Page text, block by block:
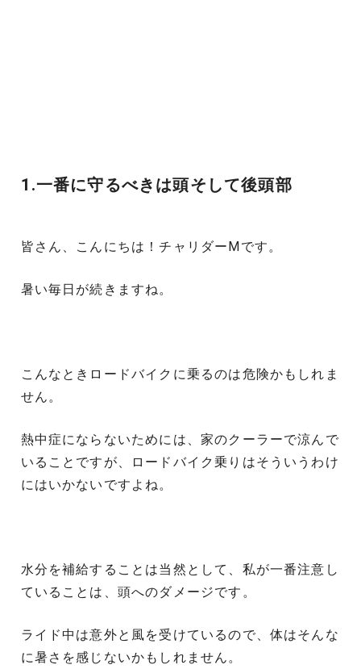
1.一番に守るべきは頭そして後頭部
皆さん、こんにちは！チャリダーMです。
暑い毎日が続きますね。
こんなときロードバイクに乗るのは危険かもしれま
せん。
熱中症にならないためには、家のクーラーで涼んで
いることですが、ロードバイク乗りはそういうわけ
にはいかないですよね。
水分を補給することは当然として、私が一番注意し
ていることは、頭へのダメージです。
ライド中は意外と風を受けているので、体はそんな
に暑さを感じないかもしれません。